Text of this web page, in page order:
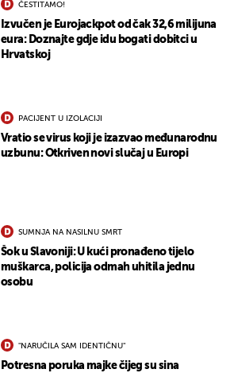
ČESTITAMO!
Izvučen je Eurojackpot od čak 32,6 milijuna
eura: Doznajte gdje idu bogati dobitci u
Hrvatskoj
PACIJENT U IZOLACIJI
Vratio se virus koji je izazvao međunarodnu
uzbunu: Otkriven novi slučaj u Europi
SUMNJA NA NASILNU SMRT
Šok u Slavoniji: U kući pronađeno tijelo
muškarca, policija odmah uhitila jednu
osobu
"NARUČILA SAM IDENTIČNU"
Potresna poruka majke čijeg su sina